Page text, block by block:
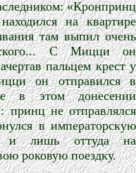
«Кронпринц
на квартире
там выпил очень
С Мицци он
пальцем крест у
он отправился в
в этом донесении
принц не отправлялся
в императорскую
и лишь оттуда на
роковую поездку.